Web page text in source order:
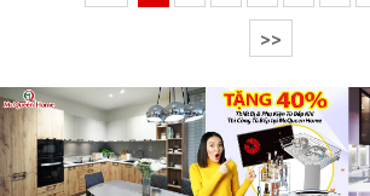
>>